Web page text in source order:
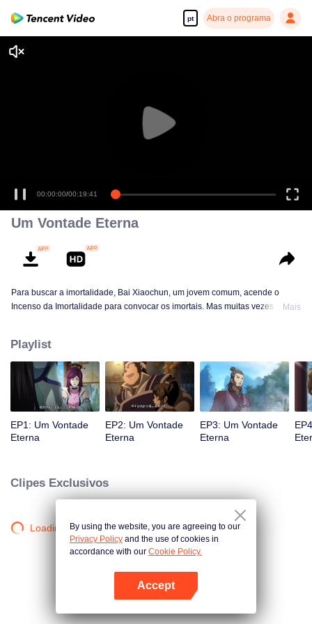
pt Abra o programa
Abra o programa
00:00:00/00:19:41
Um Vontade Eterna
Para buscar a imortalidade, Bai Xiaochun, um jovem comum, acende o
Incenso da Imortalidade para convocar os imortais. Mas muitas vezes ele é
tramas divertidas. Venha assistir para encher seu verão de alegria.
Mais
Playlist
EP1: Um Vontade
Eterna
EP2: Um Vontade
Eterna
EP3: Um Vontade
Eterna
Clipes Exclusivos
Loading…By using the website, you are agreeing to our
Privacy Policy and the use of cookies in
accordance with our Cookie Policy.
Accept